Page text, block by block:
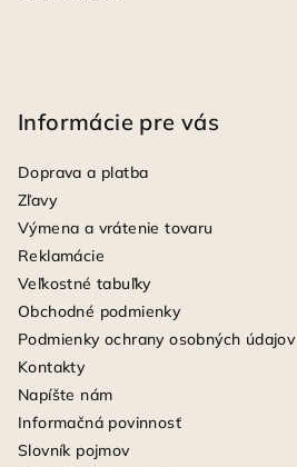
Informácie pre vás
Doprava a platba
Zľavy
Výmena a vrátenie tovaru
Reklamácie
Veľkostné tabuľky
Obchodné podmienky
Podmienky ochrany osobných údajov
Kontakty
Napíšte nám
Informačná povinnosť
Slovník pojmov